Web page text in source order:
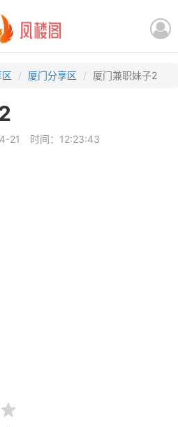
厦门分享区 厦门兼职妹子2
21 时间：12:23:43